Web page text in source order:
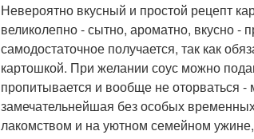
Невероятно вкусный и простой рецепт
великолепно - сытно, ароматно, вкусно -
самодостаточное получается, так как
картошкой. При желании соус можно
пропитывается и вообще не оторваться
замечательнейшая без особых
лакомством и на уютном семейном